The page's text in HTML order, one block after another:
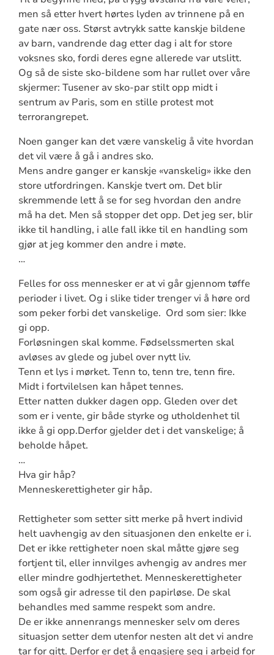
men så etter hvert hørtes lyden av trinnene på en
gate nær oss. Størst avtrykk satte kanskje bildene
av barn, vandrende dag etter dag i alt for store
voksnes sko, fordi deres egne allerede var utslitt.
Og så de siste sko-bildene som har rullet over våre
skjermer: Tusener av sko-par stilt opp midt i
sentrum av Paris, som en stille protest mot
terrorangrepet.
Noen ganger kan det være vanskelig å vite hvordan
det vil være å gå i andres sko.
Mens andre ganger er kanskje «vanskelig» ikke den
store utfordringen. Kanskje tvert om. Det blir
skremmende lett å se for seg hvordan den andre
må ha det. Men så stopper det opp. Det jeg ser, blir
ikke til handling, i alle fall ikke til en handling som
gjør at jeg kommer den andre i møte.
…
Felles for oss mennesker er at vi går gjennom tøffe
perioder i livet. Og i slike tider trenger vi å høre ord
som peker forbi det vanskelige. Ord som sier: Ikke
gi opp.
Forløsningen skal komme. Fødselssmerten skal
avløses av glede og jubel over nytt liv.
Tenn et lys i mørket. Tenn to, tenn tre, tenn fire.
Midt i fortvilelsen kan håpet tennes.
Etter natten dukker dagen opp. Gleden over det
som er i vente, gir både styrke og utholdenhet til
ikke å gi opp.Derfor gjelder det i det vanskelige; å
beholde håpet.
…
Hva gir håp?
Menneskerettigheter gir håp.
Rettigheter som setter sitt merke på hvert individ
helt uavhengig av den situasjonen den enkelte er i.
Det er ikke rettigheter noen skal måtte gjøre seg
fortjent til, eller innvilges avhengig av andres mer
eller mindre godhjertethet. Menneskerettigheter
som også gir adresse til den papirløse. De skal
behandles med samme respekt som andre.
De er ikke annenrangs mennesker selv om deres
situasjon setter dem utenfor nesten alt det vi andre
tar for gitt. Derfor er det å engasjere seg i arbeid for